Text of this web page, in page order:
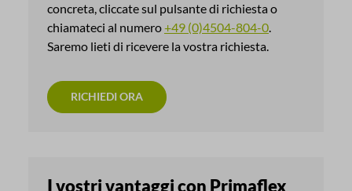
concreta, cliccate sul pulsante di richiesta o
chiamateci al numero+49 (0)4504-804-0.
Saremo lieti di ricevere la vostra richiesta.
RICHIEDI ORA
I vostri vantaggi con Primaflex